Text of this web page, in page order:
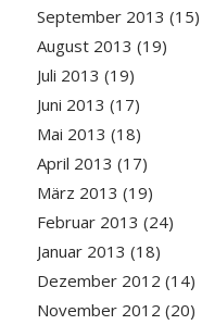
September 2013 (15)
August 2013 (19)
Juli 2013 (19)
Juni 2013 (17)
Mai 2013 (18)
April 2013 (17)
März 2013 (19)
Februar 2013 (24)
Januar 2013 (18)
Dezember 2012 (14)
November 2012 (20)